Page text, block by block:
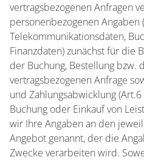
vertragsbezogenen Anfragen
personenbezogenen Angaben
Telekommunikationsdaten,
Finanzdaten) zunächst für die
der Buchung, Bestellung bzw.
vertragsbezogenen Anfrage
und Zahlungsabwicklung (Art.6
Buchung oder Einkauf von
wir Ihre Angaben an den
Angebot genannt, der die
Zwecke verarbeiten wird.